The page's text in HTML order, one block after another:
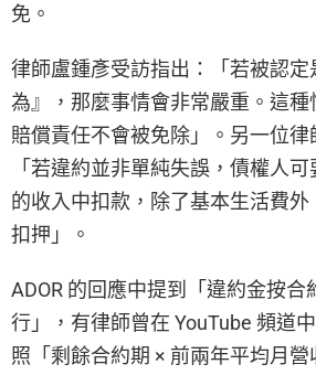
免。
律師盧鍾彥受訪指出：「若被認
為』，那麼事情會非常嚴重。這
賠償責任不會被免除」。另一位律
「若違約並非單純失誤，債權人
的收入中扣款，除了基本生活費
扣押」。
ADOR 的回應中提到「違約金按合
行」，有律師曾在 YouTube 頻道
照「剩餘合約期 × 前兩年平均月營